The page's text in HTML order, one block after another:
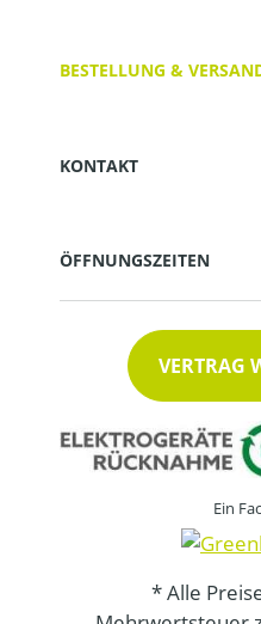
BESTELLUNG &
KONTAKT
ÖFFNUNGSZEITEN
VERTRAG
Ein
* Alle